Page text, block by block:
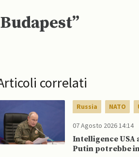
correlati
Russia NATO
07 Agosto 2026 14:14
Intelligence USA
Putin potrebbe